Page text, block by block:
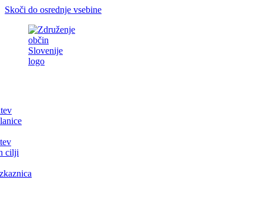
Skoči do osrednje vsebine
cilji